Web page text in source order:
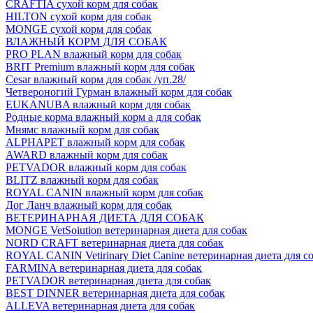
CRAFTIA сухой корм для собак
HILTON сухой корм для собак
MONGE сухой корм для собак
ВЛАЖНЫЙ КОРМ ДЛЯ СОБАК
PRO PLAN влажный корм для собак
BRIT Premium влажный корм для собак
Cesar влажный корм для собак /уп.28/
Четвероногий Гурман влажный корм для собак
EUKANUBA влажный корм для собак
Родные корма влажный корм а для собак
Мнямс влажный корм для собак
ALPHAPET влажный корм для собак
AWARD влажный корм для собак
PETVADOR влажный корм для собак
BLITZ влажный корм для собак
ROYAL CANIN влажный корм для собак
Дог Ланч влажный корм для собак
ВЕТЕРИНАРНАЯ ДИЕТА ДЛЯ СОБАК
MONGE VetSoiution ветеринарная диета для собак
NORD CRAFT ветеринарная диета для собак
ROYAL CANIN Vetirinary Diet Canine ветеринарная диета для
FARMINA ветеринарная диета для собак
PETVADOR ветеринарная диета для собак
BEST DINNER ветеринарная диета для собак
ALLEVA ветеринарная диета для собак